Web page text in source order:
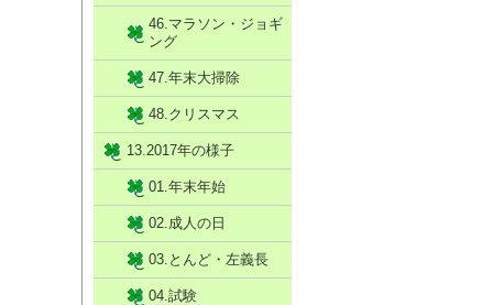
46.マラソン・ジョギ
ング
47.年末大掃除
48.クリスマス
13.2017年の様子
01.年末年始
02.成人の日
03.とんど・左義長
04.試験